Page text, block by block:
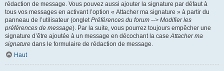
rédaction de message. Vous pouvez aussi ajouter la signature par défaut à
tous vos messages en activant l’option « Attacher ma signature » à partir du
panneau de l’utilisateur (ongletPréférences du forum --> Modifier les
préférences de message). Par la suite, vous pourrez toujours empêcher une
signature d’être ajoutée à un message en décochant la caseAttacher ma
signature dans le formulaire de rédaction de message.
Haut